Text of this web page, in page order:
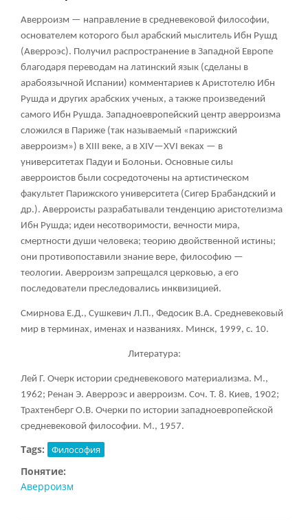
Аверроизм — направление в средневековой философии,
основателем которого был арабский мыслитель Ибн Рушд
(Аверроэс). Получил распространение в Западной Европе
благодаря переводам на латинский язык (сделаны в
арабоязычной Испании) комментариев к Аристотелю Ибн
Рушда и других арабских ученых, а также произведений
самого Ибн Рушда. Западноевропейский центр аверроизма
сложился в Париже (так называемый «парижский
аверроизм») в XIII веке, а в XIV—XVI веках — в
университетах Падуи и Болоньи. Основные силы
аверроистов были сосредоточены на артистическом
факультет Парижского университета (Сигер Брабандский и
др.). Аверроисты разрабатывали тенденцию аристотелизма
Ибн Рушда; идеи несотворимости, вечности мира,
смертности души человека; теорию двойственной истины;
они противопоставили знание вере, философию —
теологии. Аверроизм запрещался церковью, а его
последователи преследовались инквизицией.
Смирнова Е.Д., Сушкевич Л.П., Федосик В.А. Средневековый
мир в терминах, именах и названиях. Минск, 1999, с. 10.
Литература:
Лей Г. Очерк истории средневекового материализма. М.,
1962; Ренан Э. Аверроэс и аверроизм. Соч. Т. 8. Киев, 1902;
Трахтенберг О.В. Очерки по истории западноевропейской
средневековой философии. М., 1957.
Tags: Философия
Понятие:
Аверроизм